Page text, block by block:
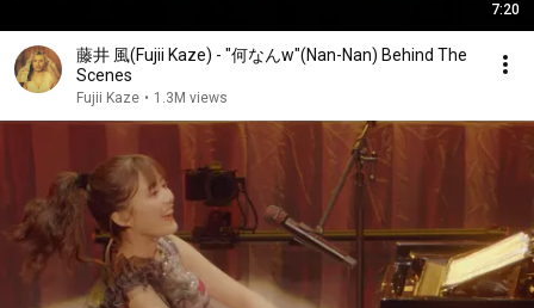
7:20
藤井 風(Fujii Kaze) - "何なんw"(Nan-Nan) Behind The
Scenes
Fujii Kaze • 1.3M views